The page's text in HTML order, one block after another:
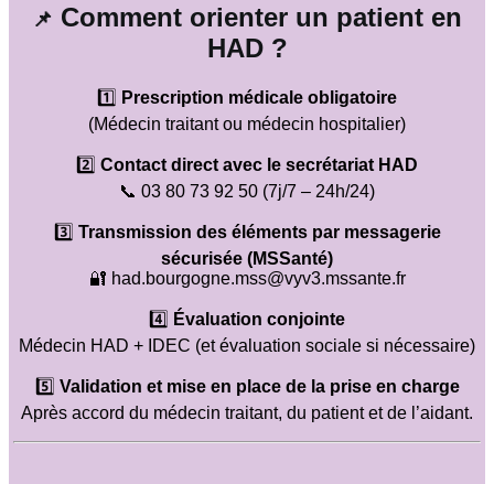
📌 Comment orienter un patient en
HAD ?
1️⃣ Prescription médicale obligatoire
(Médecin traitant ou médecin hospitalier)
2️⃣ Contact direct avec le secrétariat HAD
📞 03 80 73 92 50 (7j/7 – 24h/24)
3️⃣ Transmission des éléments par messagerie
sécurisée (MSSanté)
🔐 had.bourgogne.mss@vyv3.mssante.fr
4️⃣ Évaluation conjointe
Médecin HAD + IDEC (et évaluation sociale si nécessaire)
5️⃣ Validation et mise en place de la prise en charge
Après accord du médecin traitant, du patient et de l’aidant.